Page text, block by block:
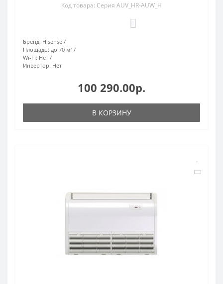
Код товара: Серия AUV_HR-AUW_H
Бренд: Hisense
Площадь: до 70 м²
Wi-Fi: Нет
Инвертор: Нет
100 290.00р.
В КОРЗИНУ